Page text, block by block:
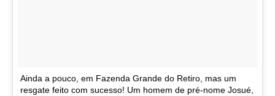
Ainda a pouco, em Fazenda Grande do Retiro, mas um
resgate feito com sucesso! Um homem de pré-nome Josué,